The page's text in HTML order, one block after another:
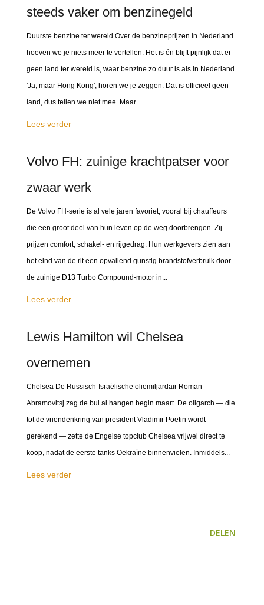
steeds vaker om benzinegeld
Duurste benzine ter wereld Over de benzineprijzen in Nederland
hoeven we je niets meer te vertellen. Het is én blijft pijnlijk dat er
geen land ter wereld is, waar benzine zo duur is als in Nederland.
'Ja, maar Hong Kong', horen we je zeggen. Dat is officieel geen
land, dus tellen we niet mee. Maar...
Lees verder
Volvo FH: zuinige krachtpatser voor
zwaar werk
De Volvo FH-serie is al vele jaren favoriet, vooral bij chauffeurs
die een groot deel van hun leven op de weg doorbrengen. Zij
prijzen comfort, schakel- en rijgedrag. Hun werkgevers zien aan
het eind van de rit een opvallend gunstig brandstofverbruik door
de zuinige D13 Turbo Compound-motor in...
Lees verder
Lewis Hamilton wil Chelsea
overnemen
Chelsea De Russisch-Israëlische oliemiljardair Roman
Abramovitsj zag de bui al hangen begin maart. De oligarch — die
tot de vriendenkring van president Vladimir Poetin wordt
gerekend — zette de Engelse topclub Chelsea vrijwel direct te
koop, nadat de eerste tanks Oekraïne binnenvielen. Inmiddels...
Lees verder
DELEN